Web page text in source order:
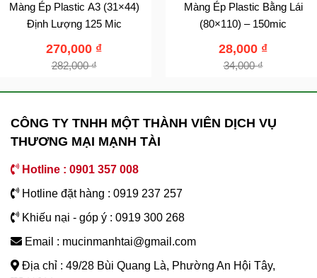
Màng Ép Plastic A3 (31×44)
Định Lượng 125 Mic
282,000₫
270,000 ₫
Màng Ép Plastic Bằng Lái
(80×110) – 150mic
34,000₫
28,000 ₫
CÔNG TY TNHH MỘT THÀNH VIÊN DỊCH VỤ
THƯƠNG MẠI MẠNH TÀI
Hotline : 0901 357 008
Hotline đặt hàng : 0919 237 257
Khiếu nại - góp ý : 0919 300 268
Email : mucinmanhtai@gmail.com
Địa chỉ : 49/28 Bùi Quang Là, Phường An Hội Tây,